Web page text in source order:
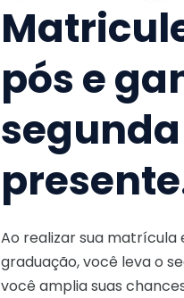
pós e
Ao realizar sua matrícula
graduação, você leva o
você amplia suas